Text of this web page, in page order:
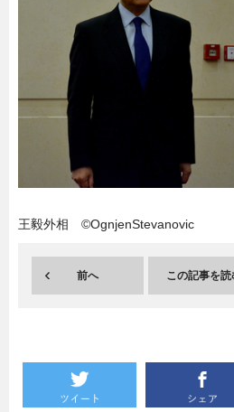
副業
グルメ
暮らし
王毅外相 ©OgnjenStevanovic
前へ この記事を読